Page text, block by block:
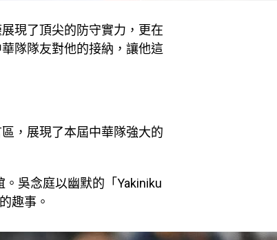
現了頂尖的防守實力，更在
隊隊友對他的接納，讓他這
，展現了本屆中華隊強大的
吳念庭以幽默的「Yakiniku
趣事。